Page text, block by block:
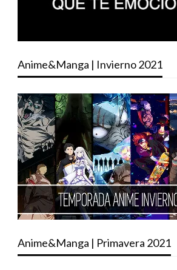
Anime&Manga | Invierno 2021
Anime&Manga | Primavera 2021